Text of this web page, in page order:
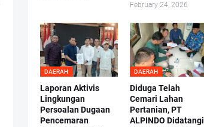
February 24, 2026
DAERAH
Laporan Aktivis
Lingkungan
Persoalan Dugaan
Pencemaran
DAERAH
Diduga Telah
Cemari Lahan
Pertanian, PT
ALPINDO Didatangi